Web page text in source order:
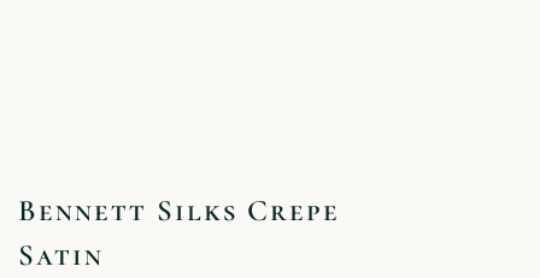
Bennett Silks Crepe
Satin